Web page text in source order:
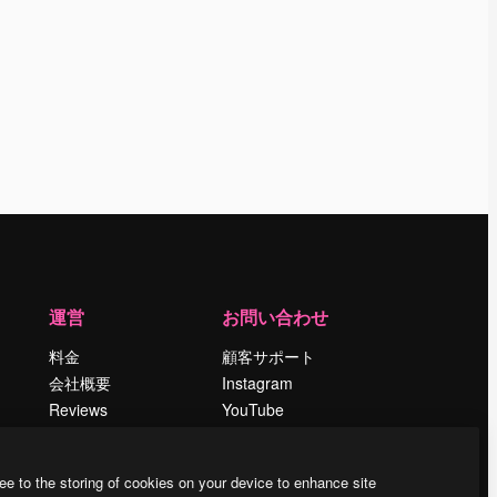
運営
料金
会社概要
Reviews
ブログ
お問い合わせ
顧客サポート
Instagram
YouTube
Discord
to the storing of cookies on your device to enhance site